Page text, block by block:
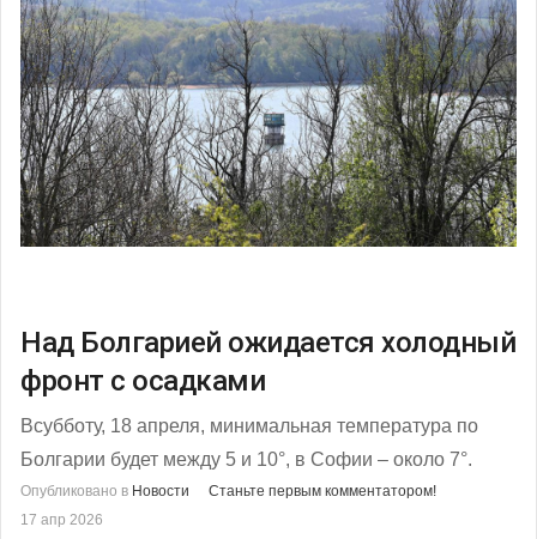
Над Болгарией ожидается холодный
фронт с осадками
Всубботу, 18 апреля, минимальная температура по
Болгарии будет между 5 и 10°, в Софии – около 7°.
Опубликовано в Новости
Станьте первым комментатором!
17 апр 2026